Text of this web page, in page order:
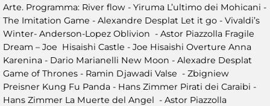
Arte. Programma: River flow - Yiruma L’ultimo dei Mohicani -
The Imitation Game - Alexandre Desplat Let it go - Vivaldi’s
Winter- Anderson-Lopez Oblivion - Astor Piazzolla Fragile
Dream – Joe Hisaishi Castle - Joe Hisaishi Overture Anna
Karenina - Dario Marianelli New Moon - Alexadre Desplat
Game of Thrones - Ramin Djawadi Valse - Zbigniew
Preisner Kung Fu Panda - Hans Zimmer Pirati dei Caraibi -
Hans Zimmer La Muerte del Angel - Astor Piazzolla